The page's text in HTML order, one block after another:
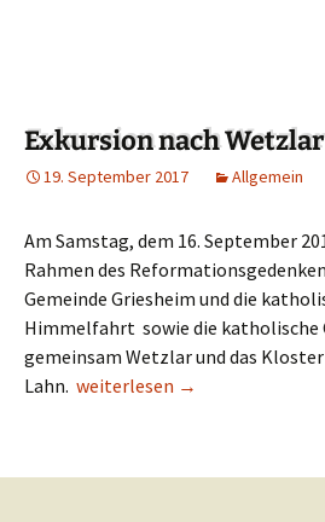
Exkursion nach
19. September 2017 Allgemein
Am Samstag, dem 16. September
Rahmen des
Gemeinde Griesheim und die
Himmelfahrt sowie die katholische
gemeinsam Wetzlar und das
Lahn. Exkursion nach Wetzlar und
weiterlesen →